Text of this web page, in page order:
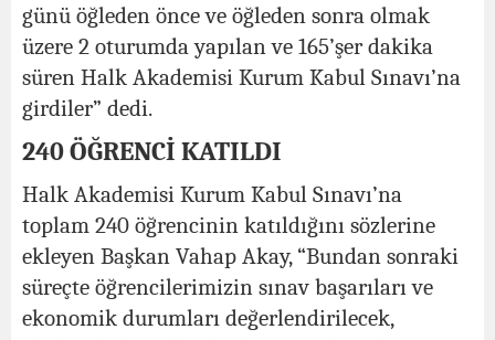
günü öğleden önce ve öğleden sonra olmak
üzere 2 oturumda yapılan ve 165’şer dakika
süren Halk Akademisi Kurum Kabul Sınavı’na
girdiler” dedi.
240 ÖĞRENCİ KATILDI
Halk Akademisi Kurum Kabul Sınavı’na
toplam 240 öğrencinin katıldığını sözlerine
ekleyen Başkan Vahap Akay, “Bundan sonraki
süreçte öğrencilerimizin sınav başarıları ve
ekonomik durumları değerlendirilecek,